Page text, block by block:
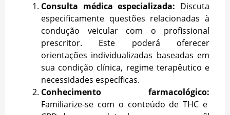
Consulta médica especializada: Discuta
especificamente questões relacionadas à
condução veicular com o profissional
prescritor. Este poderá oferecer
orientações individualizadas baseadas em
sua condição clínica, regime terapêutico e
necessidades específicas.
Conhecimento farmacológico:
Familiarize-se com o conteúdo de THC e